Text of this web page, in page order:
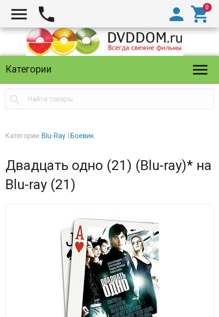
  

Категории 

Категории: Blu-Ray Боевик
Двадцать одно (21) (Blu-ray)* на
Blu-ray (21)